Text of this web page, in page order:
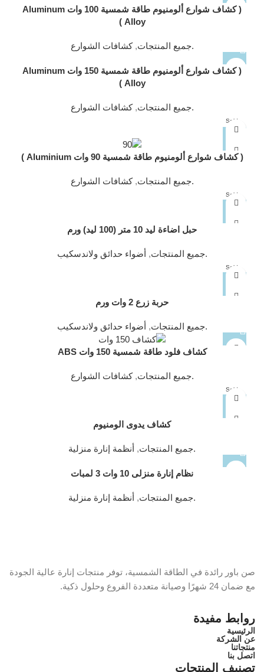
( كشاف شوارع ألومنيوم طاقة شمسية 100 وات Aluminum
Alloy )
.جميع المنتجات,كشافات الشوارع
( كشاف شوارع ألومنيوم طاقة شمسية 150 وات Aluminum
Alloy )
.جميع المنتجات,كشافات الشوارع
Sold
out
( كشاف شوارع ألومنيوم طاقة شمسية 90 وات Aluminium )
.جميع المنتجات,كشافات الشوارع
Sold
حبل اضاءة ليد 10 متر (100 ليد) ورم
.جميع المنتجات, أضواء حدائق ولاندسكيب
Sold
حربة زرع 2 وات ورم
.جميع المنتجات, أضواء حدائق ولاندسكيب
كشاف فلود طاقة شمسية 150 وات ABS
.جميع المنتجات,كشافات الشوارع
Sold
out
كشاف يدوى الومنيوم
.جميع المنتجات, أنظمة إنارة منزلية
نظام إنارة منزلى 10 وات 3 لمبات
.جميع المنتجات, أنظمة إنارة منزلية
صن باور رائدة في الطاقة الشمسية، توفر منتجات إنارة عالية الجودة
مع ضمان 24 شهرًا وصيانة متعددة الفروع وحلول ذكية.
روابط مفيدة
الرئيسية
عن الشركة
منتجاتنا
اتصل بنا
تصنيف المنتجات